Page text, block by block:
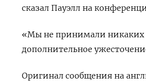
сказал Пауэлл на
«Мы не принимали никаких
дополнительное
Оригинал сообщения на